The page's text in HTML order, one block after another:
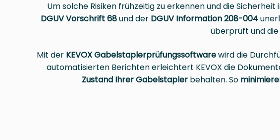
Um solche Risiken frühzeitig zu erkennen und die
DGUV Vorschrift 68und der DGUV Information 208-004
überprüft und
Mit der KEVOX Gabelstaplerprüfungssoftwarewird die
automatisierten Berichten erleichtert KEVOX die
Zustand Ihrer Gabelstapler behalten. So